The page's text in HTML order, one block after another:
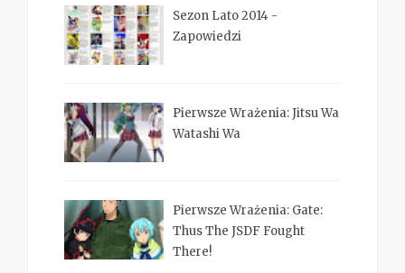
Sezon Lato 2014 -
Zapowiedzi
Pierwsze Wrażenia: Jitsu Wa
Watashi Wa
Pierwsze Wrażenia: Gate:
Thus The JSDF Fought
There!